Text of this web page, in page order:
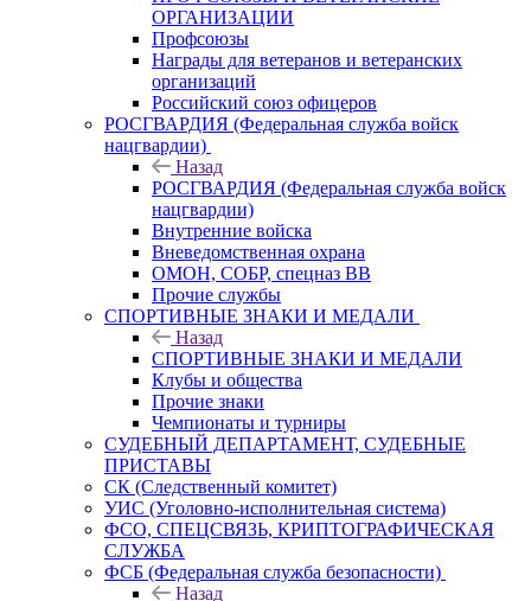
ОРГАНИЗАЦИИ
Профсоюзы
Награды для ветеранов и ветеранских
организаций
Российский союз офицеров
РОСГВАРДИЯ (Федеральная служба войск
нацгвардии)
Назад
РОСГВАРДИЯ (Федеральная служба войск
нацгвардии)
Внутренние войска
Вневедомственная охрана
ОМОН, СОБР, спецназ ВВ
Прочие службы
СПОРТИВНЫЕ ЗНАКИ И МЕДАЛИ
Назад
СПОРТИВНЫЕ ЗНАКИ И МЕДАЛИ
Клубы и общества
Прочие знаки
Чемпионаты и турниры
СУДЕБНЫЙ ДЕПАРТАМЕНТ, СУДЕБНЫЕ
ПРИСТАВЫ
СК (Следственный комитет)
УИС (Уголовно-исполнительная система)
ФСО, СПЕЦСВЯЗЬ, КРИПТОГРАФИЧЕСКАЯ
СЛУЖБА
ФСБ (Федеральная служба безопасности)
Назад